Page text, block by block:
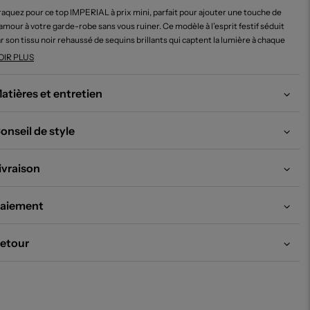
pour ce top IMPERIAL à prix mini, parfait pour ajouter une touche de
à votre garde-robe sans vous ruiner. Ce modèle à l’esprit festif séduit
son tissu noir rehaussé de sequins brillants qui captent la lumière à chaque
idéal pour sublimer n’importe quelle tenue lors d’une soirée ou
unique de s’offrir une pièce tendance et sophistiquée à prix déstocké !
PLUS
et entretien
de style